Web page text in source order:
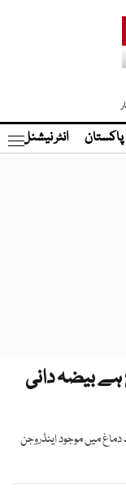
پاکستان انٹر نیشنل
ہے بیضہ دانی
میں موجود اینڈروجن